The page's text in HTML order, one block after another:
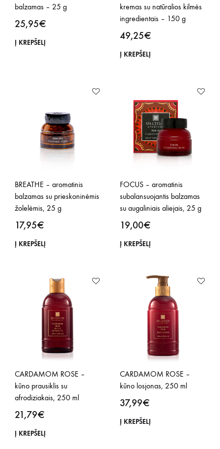
balzamas – 25 g
25,95€
Į KREPŠELĮ
kremas su natūralios kilmės
ingredientais – 150 g
49,25€
Į KREPŠELĮ
BREATHE – aromatinis
balzamas su prieskoninėmis
žolelėmis, 25 g
17,95€
Į KREPŠELĮ
FOCUS – aromatinis
subalansuojantis balzamas
su augaliniais aliejais, 25 g
19,00€
Į KREPŠELĮ
CARDAMOM ROSE –
kūno prausiklis su
afrodiziakais, 250 ml
21,79€
Į KREPŠELĮ
CARDAMOM ROSE –
kūno losjonas, 250 ml
37,99€
Į KREPŠELĮ